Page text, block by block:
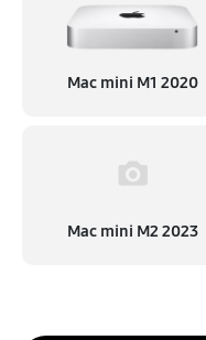
Mac mini M1 2020
Mac mini M2 2023